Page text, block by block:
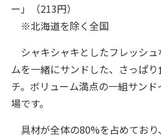
ー」（213円）
※北海道を除く全国
シャキシャキとしたフレッシ
ムを一緒にサンドした、さっぱ
チ。ボリューム満点の一組サン
場です。
具材が全体の80%を占めてお